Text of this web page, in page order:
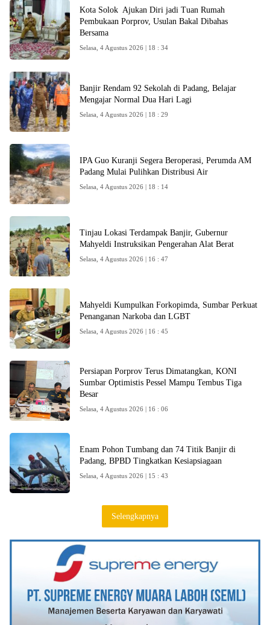
Kota Solok Ajukan Diri jadi Tuan Rumah
Pembukaan Porprov, Usulan Bakal Dibahas
Bersama
Selasa, 4 Agustus 2026 | 18 : 34
Banjir Rendam 92 Sekolah di Padang, Belajar
Mengajar Normal Dua Hari Lagi
Selasa, 4 Agustus 2026 | 18 : 29
IPA Guo Kuranji Segera Beroperasi, Perumda AM
Padang Mulai Pulihkan Distribusi Air
Selasa, 4 Agustus 2026 | 18 : 14
Tinjau Lokasi Terdampak Banjir, Gubernur
Mahyeldi Instruksikan Pengerahan Alat Berat
Selasa, 4 Agustus 2026 | 16 : 47
Mahyeldi Kumpulkan Forkopimda, Sumbar Perkuat
Penanganan Narkoba dan LGBT
Selasa, 4 Agustus 2026 | 16 : 45
Persiapan Porprov Terus Dimatangkan, KONI
Sumbar Optimistis Pessel Mampu Tembus Tiga
Besar
Selasa, 4 Agustus 2026 | 16 : 06
Enam Pohon Tumbang dan 74 Titik Banjir di
Padang, BPBD Tingkatkan Kesiapsiagaan
Selasa, 4 Agustus 2026 | 15 : 43
Selengkapnya